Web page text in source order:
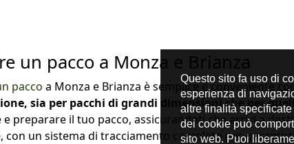
un pacco a Monza e Brianza
pacco a Monza e Brianza è semplice e conveniente
sia per pacchi di grandi dimensioni che per
e preparare il tuo pacco, assicurandoti che arrivi a
con un sistema di tracciamento completo per